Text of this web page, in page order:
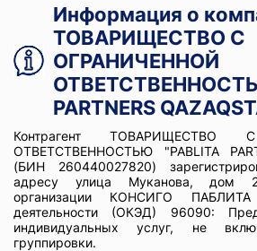
Информация о
ТОВАРИЩЕСТВО С
ОГРАНИЧЕННОЙ
PARTNERS
Контрагент ТОВАРИЩЕСТВО
ОТВЕТСТВЕННОСТЬЮ "PABLITA
(БИН 260440027820)
адресу улица Муканова, дом
организации КОНСИГО
деятельности (ОКЭД) 96090:
индивидуальных услуг, не
группировки.